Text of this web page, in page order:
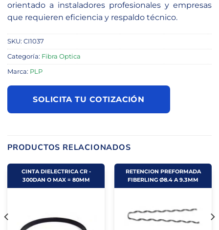
orientado a instaladores profesionales y empresas
que requieren eficiencia y respaldo técnico.
SKU: CI1037
Categoría: Fibra Optica
Marca: PLP
SOLICITA TU COTIZACIÓN
PRODUCTOS RELACIONADOS
CINTA DIELECTRICA CR -
300DAN O MAX = 80MM
RETENCION PREFORMADA
FIBERLING Ø8.4 A 9.3MM